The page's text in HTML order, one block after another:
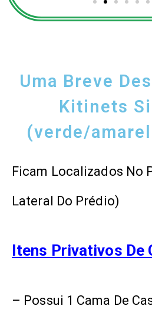
Uma Breve
Kitinets
(verde/
Ficam Localizados No
Lateral Do Prédio)
Itens Privativos De
– Possui 1 Cama De